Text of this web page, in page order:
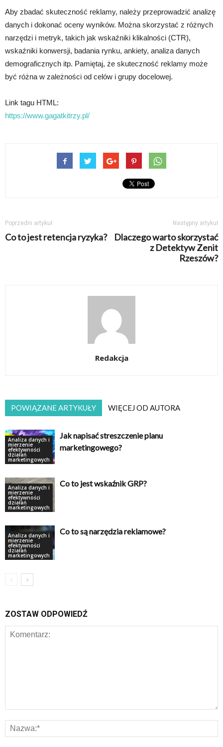
Aby zbadać skuteczność reklamy, należy przeprowadzić analizę
danych i dokonać oceny wyników. Można skorzystać z różnych
narzędzi i metryk, takich jak wskaźniki klikalności (CTR),
wskaźniki konwersji, badania rynku, ankiety, analiza danych
demograficznych itp. Pamiętaj, że skuteczność reklamy może
być różna w zależności od celów i grupy docelowej.
Link tagu HTML:
https://www.gagatkitrzy.pl/
Poprzedni artykuł
Co to jest retencja ryzyka?
Następny artykuł
Dlaczego warto skorzystać
z Detektyw Zenit
Rzeszów?
Redakcja
POWIĄZANE ARTYKUŁY WIĘCEJ OD AUTORA
Analiza danych i
mierzenie
efektywności
działań
marketingowych
Jak napisać streszczenie planu
marketingowego?
Analiza danych i
mierzenie
efektywności
działań
marketingowych
Co to jest wskaźnik GRP?
Analiza danych i
mierzenie
efektywności
działań
marketingowych
Co to są narzędzia reklamowe?
ZOSTAW ODPOWIEDŹ